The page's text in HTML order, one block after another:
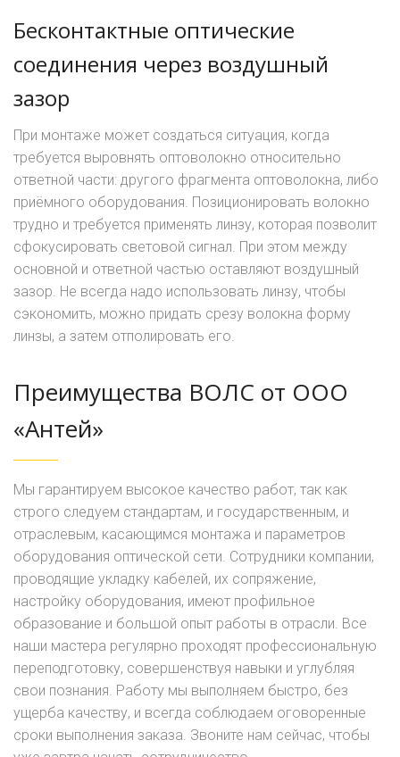
Бесконтактные оптические
соединения через воздушный
зазор
При монтаже может создаться ситуация, когда
требуется выровнять оптоволокно относительно
ответной части: другого фрагмента оптоволокна, либо
приёмного оборудования. Позиционировать волокно
трудно и требуется применять линзу, которая позволит
сфокусировать световой сигнал. При этом между
основной и ответной частью оставляют воздушный
зазор. Не всегда надо использовать линзу, чтобы
сэкономить, можно придать срезу волокна форму
линзы, а затем отполировать его.
Преимущества ВОЛС от ООО
«Антей»
Мы гарантируем высокое качество работ, так как
строго следуем стандартам, и государственным, и
отраслевым, касающимся монтажа и параметров
оборудования оптической сети. Сотрудники компании,
проводящие укладку кабелей, их сопряжение,
настройку оборудования, имеют профильное
образование и большой опыт работы в отрасли. Все
наши мастера регулярно проходят профессиональную
переподготовку, совершенствуя навыки и углубляя
свои познания. Работу мы выполняем быстро, без
ущерба качеству, и всегда соблюдаем оговоренные
сроки выполнения заказа. Звоните нам сейчас, чтобы